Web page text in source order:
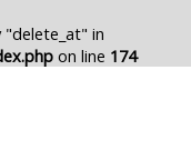
in
on line 174